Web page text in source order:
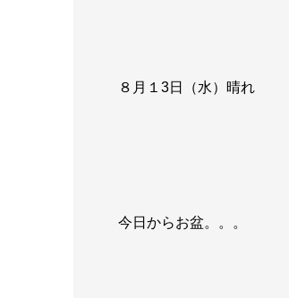
８月１3日（水）晴れ
今日からお盆。。。